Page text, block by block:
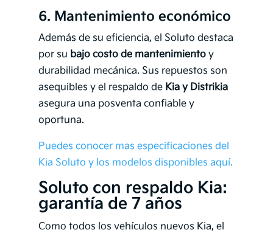
6. Mantenimiento económico
Además de su eficiencia, el Soluto destaca
por su bajo costo de mantenimientoy
durabilidad mecánica. Sus repuestos son
asequibles y el respaldo de Kia y Distrikia
asegura una posventa confiable y
oportuna.
Puedes conocer mas especificaciones del
Kia Soluto y los modelos disponibles aquí.
Soluto con respaldo Kia:
garantía de 7 años
Como todos los vehículos nuevos Kia, el